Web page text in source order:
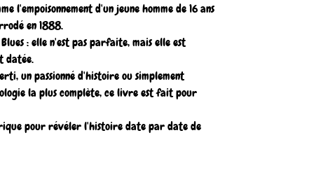
l'empoisonnement d'un jeune homme de 16 ans
en 1888.
: elle n'est pas parfaite, mais elle est
datée.
un passionné d'histoire ou simplement
la plus complète, ce livre est fait pour
pour révéler l'histoire date par date de